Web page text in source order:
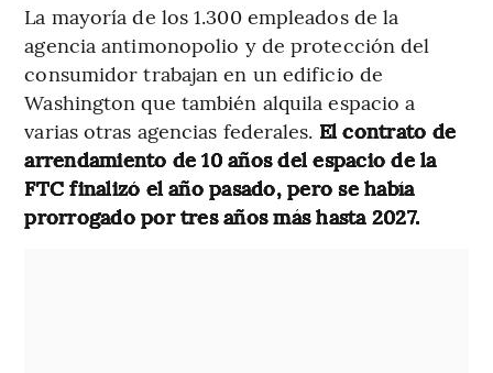
La mayoría de los 1.300 empleados de la
agencia antimonopolio y de protección del
consumidor trabajan en un edificio de
Washington que también alquila espacio a
varias otras agencias federales. El contrato de
arrendamiento de 10 años del espacio de la
FTC finalizó el año pasado, pero se había
prorrogado por tres años más hasta 2027.